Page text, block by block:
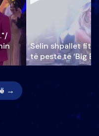
Selin shpallet
të pestë të ‘Big
→